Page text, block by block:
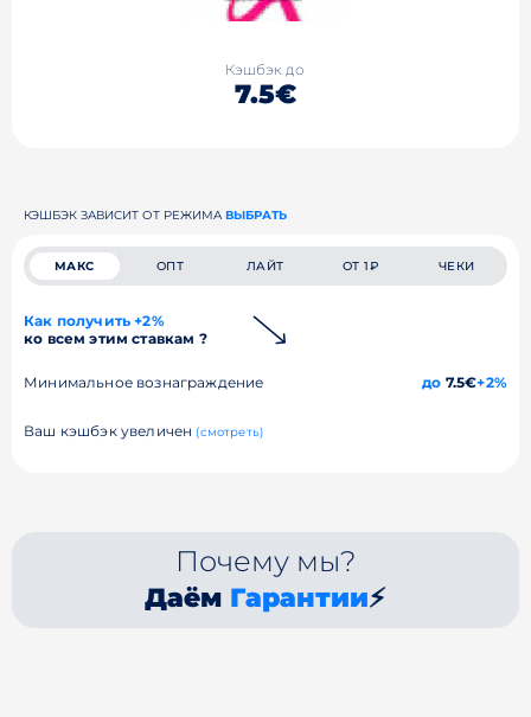
Кэшбэк до
7.5€
КЭШБЭК ЗАВИСИТ ОТ РЕЖИМА ВЫБРАТЬ
МАКС ОПТ ЛАЙТ ОТ 1₽ ЧЕКИ
Как получить +2%
ко всем этим ставкам ?
Минимальное вознаграждение до 7.5€+2%
Ваш кэшбэк увеличен (смотреть)
Почему мы?
Даём Гарантии⚡